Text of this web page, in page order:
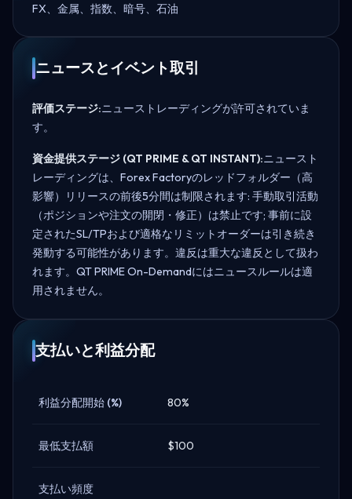
FX、金属、指数、暗号、石油
ニュースとイベント取引
評価ステージ:ニューストレーディングが許可されていま
す。
資金提供ステージ (QT PRIME & QT INSTANT):ニュースト
レーディングは、Forex Factoryのレッドフォルダー（高
影響）リリースの前後5分間は制限されます: 手動取引活動
（ポジションや注文の開閉・修正）は禁止です; 事前に設
定されたSL/TPおよび適格なリミットオーダーは引き続き
発動する可能性があります。違反は重大な違反として扱わ
れます。QT PRIME On-Demandにはニュースルールは適
用されません。
支払いと利益分配
利益分配開始 (%) 80%
最低支払額 $100
支払い頻度